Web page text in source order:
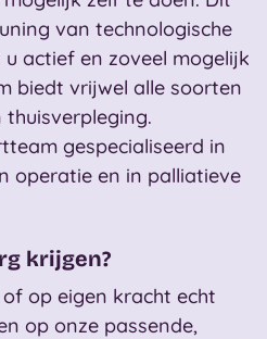
van technologische
actief en zoveel mogelijk
biedt vrijwel alle soorten
gespecialiseerd in
operatie en in palliatieve
krijgen?
op eigen kracht echt
op onze passende,